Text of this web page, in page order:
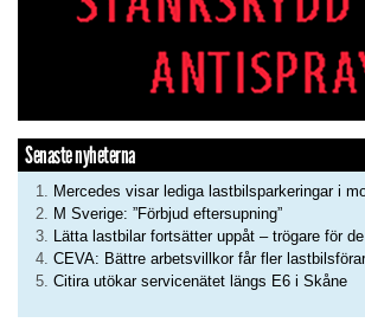
Senaste nyheterna
Mercedes visar lediga lastbilsparkeringar i
M Sverige: ”Förbjud eftersupning”
Lätta lastbilar fortsätter uppåt – trögare för
CEVA: Bättre arbetsvillkor får fler
Citira utökar servicenätet längs E6 i Skåne